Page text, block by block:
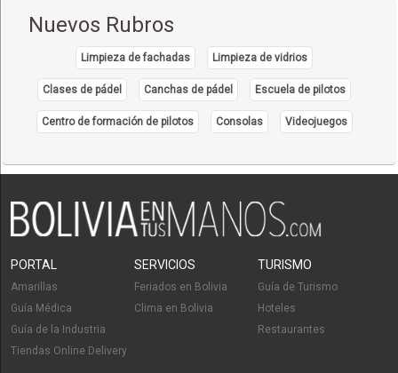
Nuevos Rubros
Limpieza de fachadas Limpieza de vidrios
Clases de pádel Canchas de pádel Escuela de pilotos
Centro de formación de pilotos Consolas Videojuegos
PORTAL
Amarillas
Guía Médica
Guía de la Industria
Tiendas Online Delivery
SERVICIOS
Feriados en Bolivia
Clima en Bolivia
TURISMO
Guía de Turismo
Hoteles
Restaurantes